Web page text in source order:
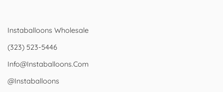
Instaballoons Wholesale
(323) 523-5446
Info@instaballoons.com
@instaballoons